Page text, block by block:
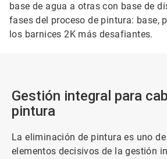
base de agua a otras con base de
fases del proceso de pintura: base,
los barnices 2K más desafiantes.
Gestión integral para
pintura
La eliminación de pintura es uno
elementos decisivos de la gestión